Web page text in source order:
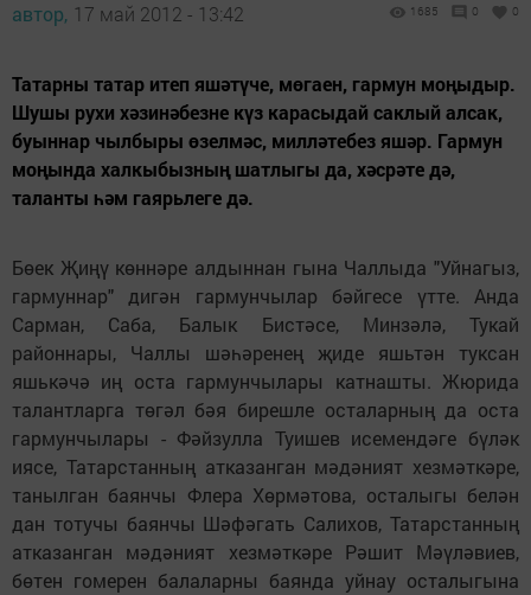
автор, 17 май 2012 - 13:42 1685 0 0
Татарны татар итеп яшәтүче, мөгаен, гармун моңыдыр.
Шушы рухи хәзинәбезне күз карасыдай саклый алсак,
буыннар чылбыры өзелмәс, милләтебез яшәр. Гармун
моңында халкыбызның шатлыгы да, хәсрәте дә,
таланты һәм гаярьлеге дә.
Бөек Җиңү көннәре алдыннан гына Чаллыда "Уйнагыз,
гармуннар" дигән гармунчылар бәйгесе үтте. Анда
Сарман, Саба, Балык Бистәсе, Минзәлә, Тукай
районнары, Чаллы шәһәренең җиде яшьтән туксан
яшькәчә иң оста гармунчылары катнашты. Жюрида
талантларга төгәл бәя бирешле осталарның да оста
гармунчылары - Фәйзулла Туишев исемендәге бүләк
иясе, Татарстанның атказанган мәдәният хезмәткәре,
танылган баянчы Флера Хөрмәтова, осталыгы белән
дан тотучы баянчы Шәфәгать Салихов, Татарстанның
атказанган мәдәният хезмәткәре Рәшит Мәүләвиев,
бөтен гомерен балаларны баянда уйнау осталыгына